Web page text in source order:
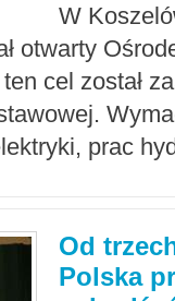
W
otwarty
cel został
prac
Od
Polska